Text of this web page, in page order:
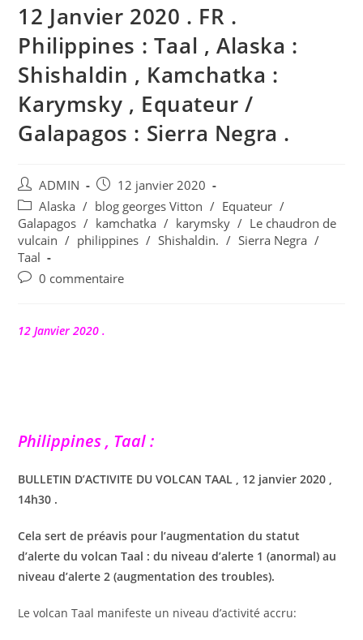
12 Janvier 2020 . FR .
Philippines : Taal , Alaska :
Shishaldin , Kamchatka :
Karymsky , Equateur /
Galapagos : Sierra Negra .
Auteur/autrice
de
la
publication :
ADMIN
Publication
publiée :
12 janvier 2020
Post
category:
Alaska / blog georges Vitton / Equateur /
Galapagos / kamchatka / karymsky / Le chaudron de
vulcain / philippines / Shishaldin. / Sierra Negra /
Taal
Commentaires
publication :
0 commentaire
12 Janvier 2020 .
Philippines , Taal :
BULLETIN D’ACTIVITE DU VOLCAN TAAL , 12 janvier 2020 ,
14h30 .
Cela sert de préavis pour l’augmentation du statut
d’alerte du volcan Taal : du niveau d’alerte 1 (anormal) au
niveau d’alerte 2 (augmentation des troubles).
Le volcan Taal manifeste un niveau d’activité accru: